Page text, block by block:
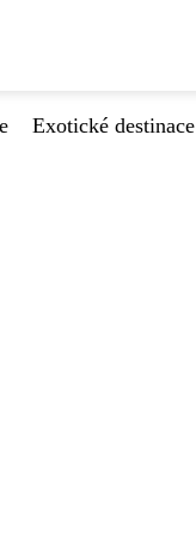
Exotické destinace